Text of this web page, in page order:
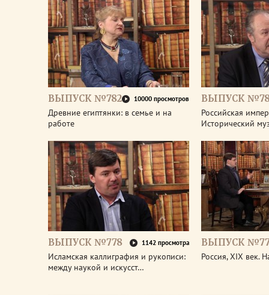
ВЫПУСК №782 10000 просмотров
Древние египтянки: в семье и на
работе
ВЫПУСК
Российская
Исторический
ВЫПУСК №778 1142 просмотра
Исламская каллиграфия и рукописи:
между наукой и искусст…
ВЫПУСК
Россия, XIX век.